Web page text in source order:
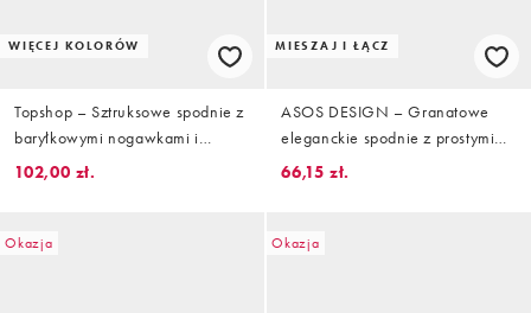
WIĘCEJ KOLORÓW
Topshop – Sztruksowe spodnie z
baryłkowymi nogawkami i
podwyższonym stanem w
102,00 zł.
MIESZAJ I ŁĄCZ
ASOS DESIGN – Granatowe
eleganckie spodnie z prostymi
nogawkami i podwyższonym
66,15 zł.
Okazja Okazja